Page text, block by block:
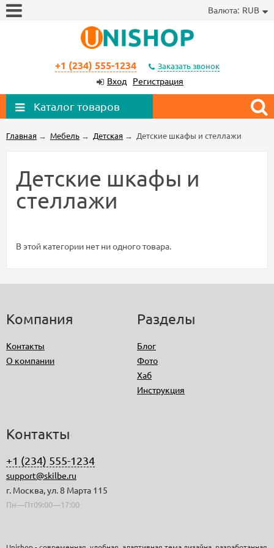
Валюта: RUB
+1 (234) 555-1234 Заказать звонок
Вход Регистрация
Каталог товаров
Главная → Мебель → Детская → Детские шкафы и стеллажи
Детские шкафы и
стеллажи
В этой категории нет ни одного товара.
Компания
Контакты
О компании
Разделы
Блог
Фото
Хаб
Инструкция
Контакты
+1 (234) 555-1234
support@skilbe.ru
г. Москва, ул. 8 Марта 115
Пн—Пт09:00—17:00